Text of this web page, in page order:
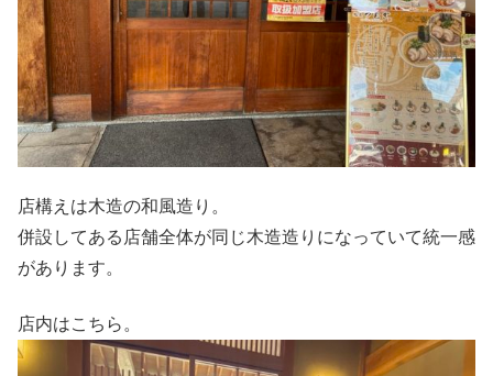
店構えは木造の和風造り。
併設してある店舗全体が同じ木造造りになっていて統一感
があります。
店内はこちら。